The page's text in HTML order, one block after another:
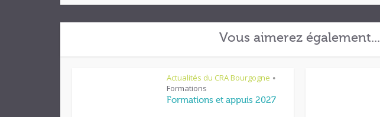
Vous aimerez également...
Actualités du CRA Bourgogne •
Formations
Formations et appuis 2027